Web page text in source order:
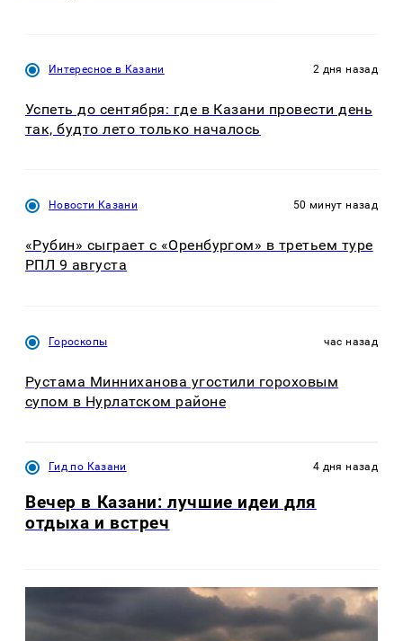
Интересное в Казани 2 дня назад
Успеть до сентября: где в Казани провести день
так, будто лето только началось
Новости Казани 50 минут назад
«Рубин» сыграет с «Оренбургом» в третьем туре
РПЛ 9 августа
Гороскопы час назад
Рустама Минниханова угостили гороховым
супом в Нурлатском районе
Гид по Казани 4 дня назад
Вечер в Казани: лучшие идеи для
отдыха и встреч